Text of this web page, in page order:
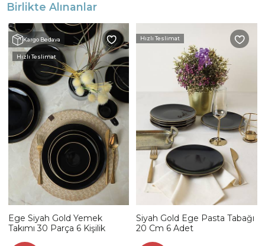
Birlikte Alınanlar
Kargo Bedava
Hızlı Teslimat
Ege Siyah Gold Yemek
Takımı 30 Parça 6 Kişilik
Hızlı Teslimat
Siyah Gold Ege Pasta Tabağı
20 Cm 6 Adet